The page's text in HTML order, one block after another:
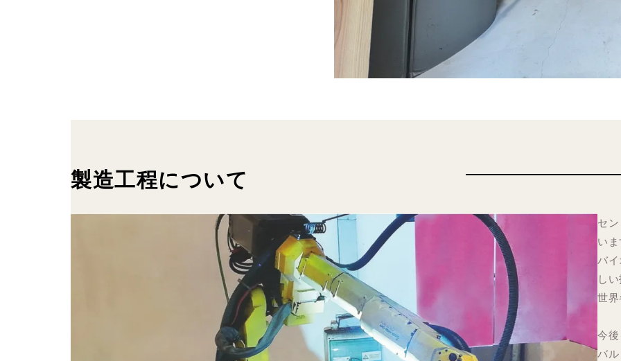
製造工程について
セ
い
バ
し
世
今
バ